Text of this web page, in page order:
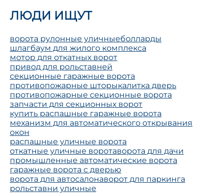
ЛЮДИ ИЩУТ
ворота рулонные уличныеболларды
шлагбаум для жилого комплекса
мотор для откатных ворот
привод для рольставней
секционные гаражные ворота
противопожарные шторыкалитка дверь
противопожарные секционные ворота
запчасти для секционных ворот
купить распашные гаражные ворота
механизм для автоматического открывания
окон
распашные уличные ворота
откатные уличные воротаворота для дачи
промышленные автоматические ворота
гаражные ворота с дверью
ворота для автосалонаворот для паркинга
рольставни уличные